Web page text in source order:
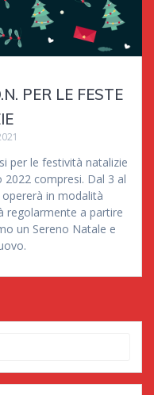
PER LE FESTE
per le festività natalizie
2022 compresi. Dal 3 al
in modalità
regolarmente a partire
un Sereno Natale e